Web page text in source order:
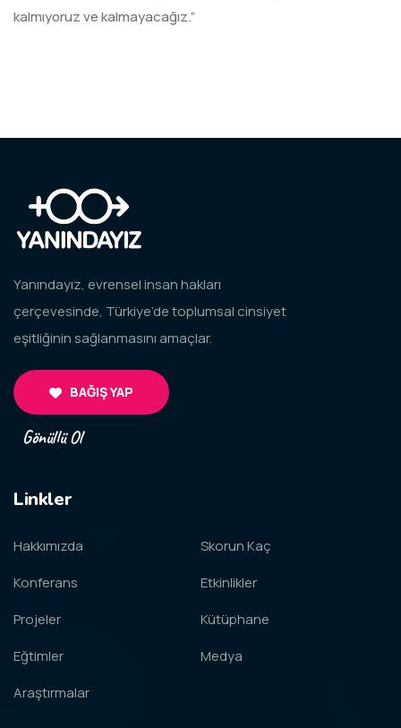
kalmıyoruz ve kalmayacağız.”
Yanındayız, evrensel insan hakları
çerçevesinde, Türkiye’de toplumsal cinsiyet
eşitliğinin sağlanmasını amaçlar.
BAĞIŞ YAP
Gönüllü Ol
Linkler
Hakkımızda
Konferans
Projeler
Eğtimler
Araştırmalar
Skorun Kaç
Etkinlikler
Kütüphane
Medya